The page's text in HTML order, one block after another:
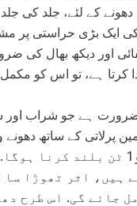
کے لئے، جلد کی
ایک بڑی حراستی پر
اور دیکھ بھال
ضرورت ہے جو شراب
پرلاتی کے ساتھ
ہیں، اثر تھوڑا
جائے گی. اس طرح